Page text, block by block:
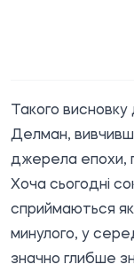
Такого
Делман, вивчивши
джерела епохи,
Хоча сьогодні
сприймаються
минулого, у
значно глибше